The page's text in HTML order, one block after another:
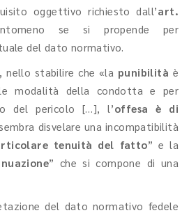
oggettivo richiesto dall’art.
se si propende per
del dato normativo.
nello stabilire che «la punibilità è
modalità della condotta e per
del pericolo […], l’offesa è di
disvelare una incompatibilità
tenuità del fatto” e la
” che si compone di una
del dato normativo fedele